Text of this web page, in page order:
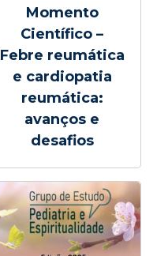
Momento
Científico –
Febre reumática
e cardiopatia
reumática:
avanços e
desafios